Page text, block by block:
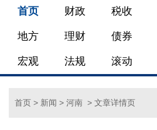
首页 财政 税收
地方 理财 债券
宏观 法规 滚动
首页 > 新闻 > 河南 > 文章详情页